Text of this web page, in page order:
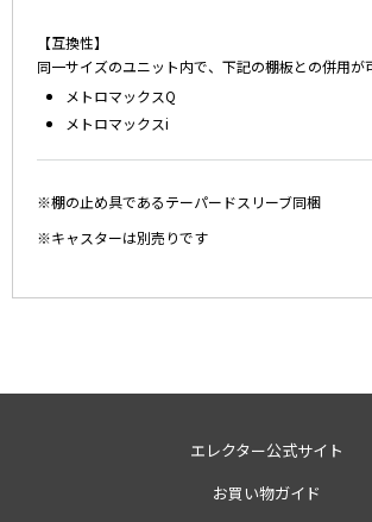
【互換性】
同一サイズのユニット内で、下記の棚板との併用が
メトロマックスQ
メトロマックスi
※棚の止め具であるテーパードスリーブ同梱
※キャスターは別売りです
エレクター公式サイト
お買い物ガイド